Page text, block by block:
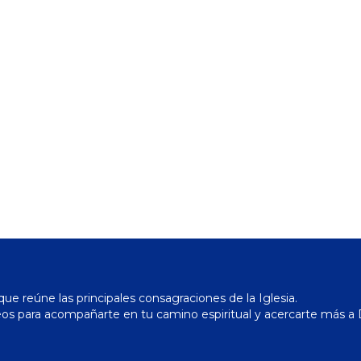
reúne las principales consagraciones de la Iglesia.
para acompañarte en tu camino espiritual y acercarte más a